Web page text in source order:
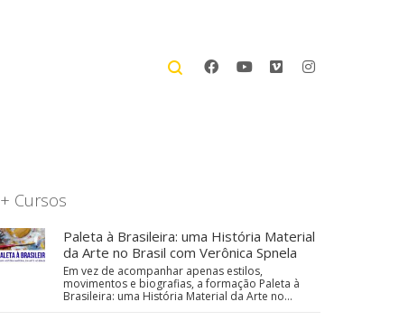
+ Cursos
Paleta à Brasileira: uma História Material
da Arte no Brasil com Verônica Spnela
Em vez de acompanhar apenas estilos,
movimentos e biografias, a formação Paleta à
Brasileira: uma História Material da Arte no…